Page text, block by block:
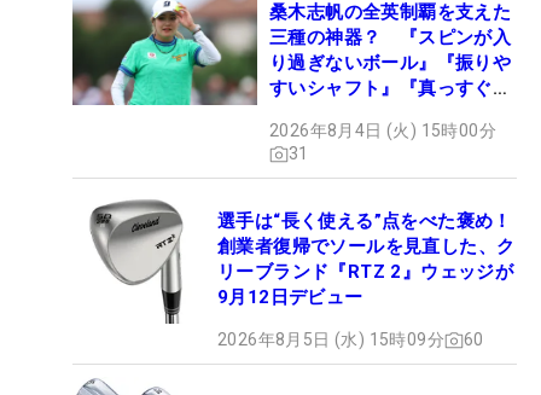
桑木志帆の全英制覇を支えた
三種の神器？ 『スピンが入
り過ぎないボール』『振りや
すいシャフト』『真っすぐ飛
セッティング
2026年8月4日 (火) 15時00分
31
選手は“長く使える”点をべた褒め！
創業者復帰でソールを見直した、ク
リーブランド『RTZ 2』ウェッジが
9月12日デビュー
2026年8月5日 (水) 15時09分 60